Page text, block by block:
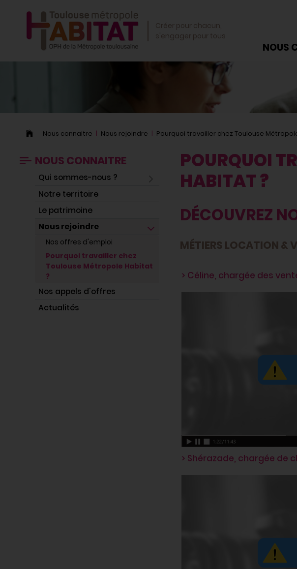
Créer pour chacun,
s'engager pour tous
NOUS
Nous connaitre Nous rejoindre Pourquoi travailler chez Toulouse
POURQUOI
HABITAT ?
DÉCOUVREZ
MÉTIERS LOCATION &
> Céline, chargée des
> Shérazade, chargée de
NOUS CONNAITRE
Qui sommes-nous ?
Notre territoire
Le patrimoine
Nous rejoindre
Nos offres d'emploi
Pourquoi travailler chez
Toulouse Métropole Habitat
?
Nos appels d'offres
Actualités